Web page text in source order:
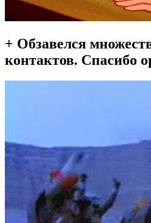
+ Обзавелся
контактов. Спасибо